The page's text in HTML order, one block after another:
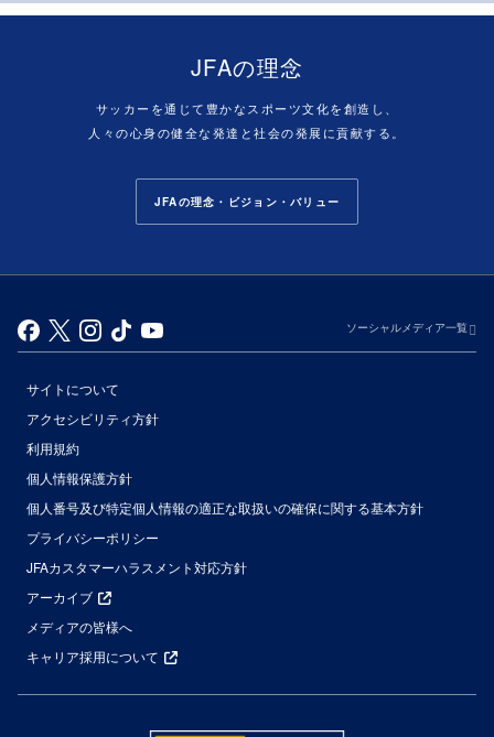
JFAの理念
サッカーを通じて豊かなスポーツ文化を創造し、
人々の心身の健全な発達と社会の発展に貢献する。
JFAの理念・ビジョン・バリュー
ソーシャルメディア一覧
サイトについて
アクセシビリティ方針
利用規約
個人情報保護方針
個人番号及び特定個人情報の適正な取扱いの確保に関する基本方針
プライバシーポリシー
JFAカスタマーハラスメント対応方針
アーカイブ
メディアの皆様へ
キャリア採用について